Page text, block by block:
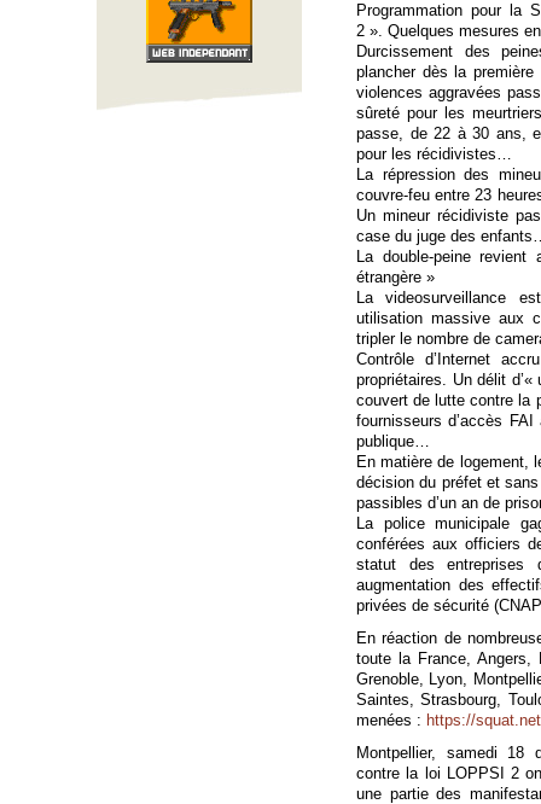
Programmation pour la
2 ». Quelques mesures
Durcissement des
plancher dès la
violences aggravées
sûreté pour les
passe, de 22 à 30 ans,
pour les récidivistes…
La répression des
couvre-feu entre 23
Un mineur récidiviste
case du juge des
La double-peine
étrangère »
La videosurveillance
utilisation massive aux
tripler le nombre de
Contrôle d’Internet
propriétaires. Un délit
couvert de lutte contre la
fournisseurs d’accès
publique…
En matière de logement,
décision du préfet et
passibles d’un an de
La police municipale
conférées aux officiers
statut des entreprises
augmentation des
privées de sécurité
En réaction de
toute la France, Angers,
Grenoble, Lyon,
Saintes, Strasbourg,
menées : https://
Montpellier, samedi 18
contre la loi LOPPSI 2
une partie des